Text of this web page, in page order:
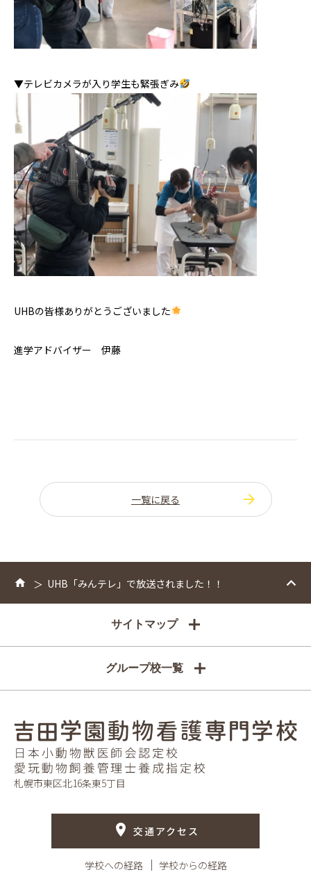
▼テレビカメラが入り学生も緊張ぎみ
UHBの皆様ありがとうございました
進学アドバイザー 伊藤
一覧に戻る
UHB「みんテレ」で放送されました！！
サイトマップ
グループ校一覧
札幌市東区北16条東5丁目
交通アクセス
学校への経路 学校からの経路